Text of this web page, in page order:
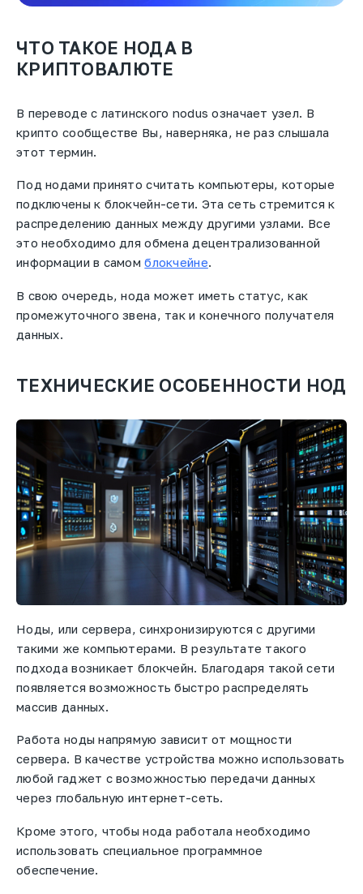
ЧТО ТАКОЕ НОДА В
КРИПТОВАЛЮТЕ
В переводе с латинского nodus означает узел. В
крипто сообществе Вы, наверняка, не раз слышала
этот термин.
Под нодами принято считать компьютеры, которые
подключены к блокчейн-сети. Эта сеть стремится к
распределению данных между другими узлами. Все
это необходимо для обмена децентрализованной
информации в самомблокчейне.
В свою очередь, нода может иметь статус, как
промежуточного звена, так и конечного получателя
данных.
ТЕХНИЧЕСКИЕ ОСОБЕННОСТИ НОД
Ноды, или сервера, синхронизируются с другими
такими же компьютерами. В результате такого
подхода возникает блокчейн. Благодаря такой сети
появляется возможность быстро распределять
массив данных.
Работа ноды напрямую зависит от мощности
сервера. В качестве устройства можно использовать
любой гаджет с возможностью передачи данных
через глобальную интернет-сеть.
Кроме этого, чтобы нода работала необходимо
использовать специальное программное
обеспечение.